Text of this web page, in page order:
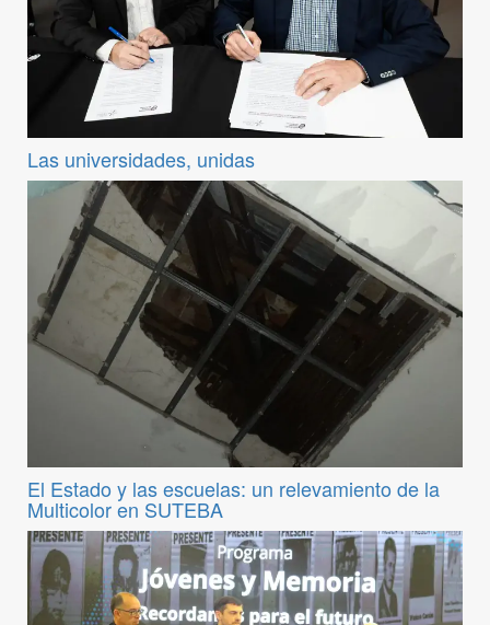
Las universidades, unidas
El Estado y las escuelas: un relevamiento de la
Multicolor en SUTEBA